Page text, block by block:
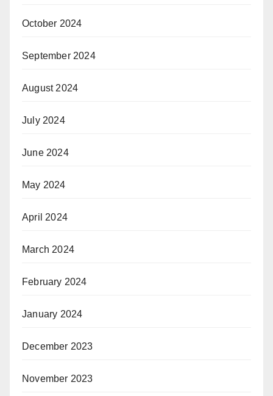
October 2024
September 2024
August 2024
July 2024
June 2024
May 2024
April 2024
March 2024
February 2024
January 2024
December 2023
November 2023